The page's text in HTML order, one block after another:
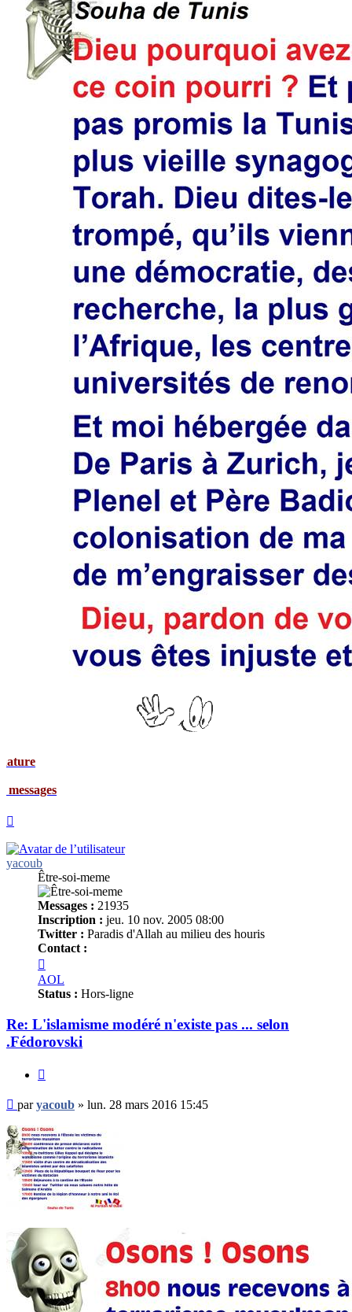
yacoub
Être-soi-meme
Messages : 21935
Inscription : jeu. 10 nov. 2005 08:00
Twitter : Paradis d'Allah au milieu des houris
Contact :
yacoub
AOL
Status : Hors-ligne
Re: L'islamisme modéré n'existe pas ... selon
.Fédorovski
Message
non
lu
paryacoub » lun. 28 mars 2016 15:45